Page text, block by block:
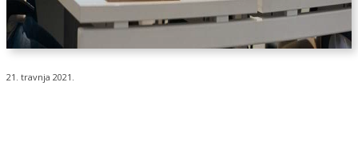
21. travnja 2021.